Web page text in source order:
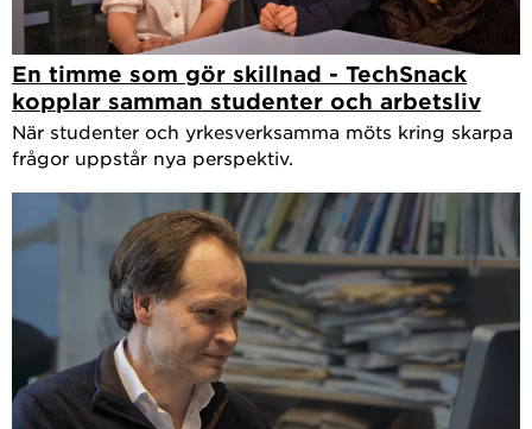
En timme som gör skillnad - TechSnack
kopplar samman studenter och arbetsliv
När studenter och yrkesverksamma möts kring skarpa
frågor uppstår nya perspektiv.